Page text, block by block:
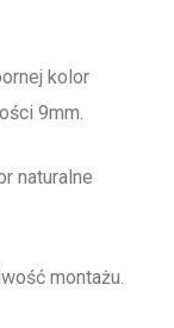
kolor
9mm.
naturalne
montażu.